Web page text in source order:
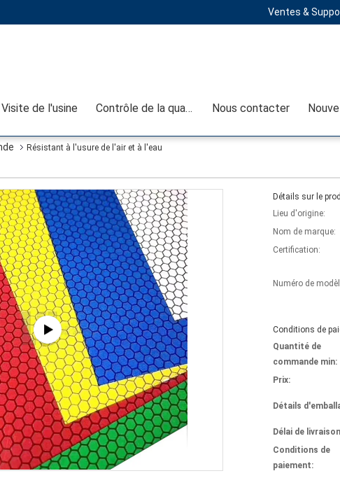
Ventes &
Visite de l'usine Contrôle de la qualité Nous contacter
Résistant à l'usure de l'air et à l'eau
Détails sur le
Lieu d'origine:
Nom de marque:
Certification:
Numéro de
Conditions de
Quantité de
commande min:
Prix:
Détails
Délai de
Conditions de
paiement: